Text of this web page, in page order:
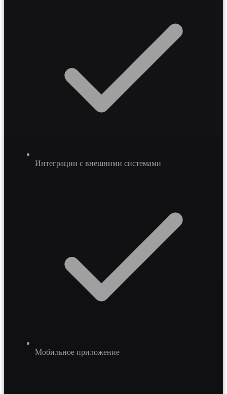
Интеграции с внешними системами
Мобильное приложение